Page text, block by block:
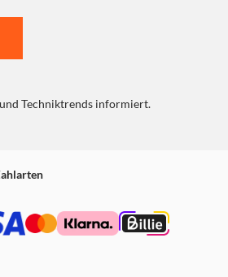
Techniktrends informiert.